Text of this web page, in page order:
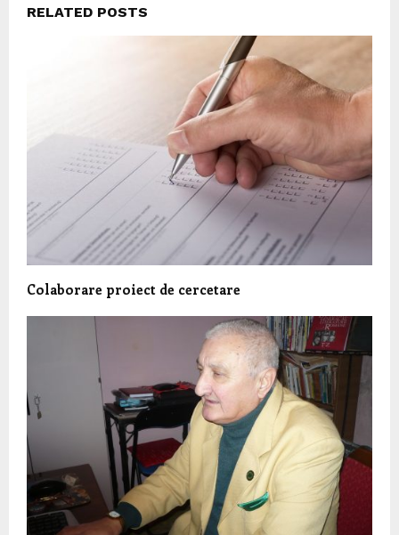
RELATED POSTS
Colaborare proiect de cercetare